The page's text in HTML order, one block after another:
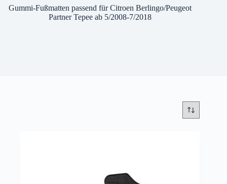
Gummi-Fußmatten passend für Citroen Berlingo/Peugeot
Partner Tepee ab 5/2008-7/2018